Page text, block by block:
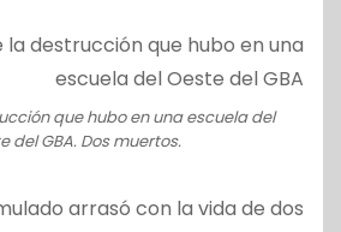
que hubo en una escuela del
del GBA. Dos muertos.